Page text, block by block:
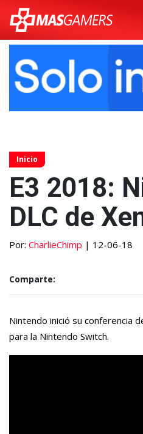
Inicio
E3 2018:
DLC de
Por: CharlieChimp | 12-06-18
Comparte:
Nintendo inició su conferencia
para la Nintendo Switch.